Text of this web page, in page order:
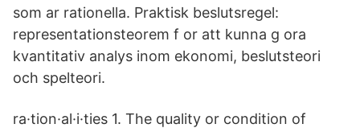
som ar rationella. Praktisk beslutsregel:
representationsteorem f or att kunna g ora
kvantitativ analys inom ekonomi, beslutsteori
och spelteori.
ra·tion·al·i·ties 1. The quality or condition of